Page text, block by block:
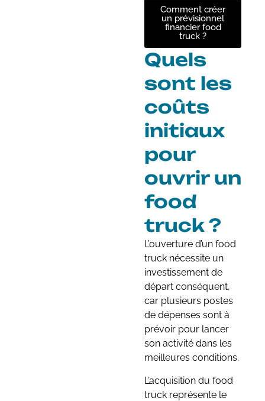
Comment créer
un prévisionnel
financier food
truck ?
Quels
sont les
coûts
initiaux
pour
ouvrir un
food
truck ?
L’ouverture d’un food
truck nécessite un
investissement de
départ conséquent,
car plusieurs postes
de dépenses sont à
prévoir pour lancer
son activité dans les
meilleures conditions.
L’acquisition du food
truck représente le